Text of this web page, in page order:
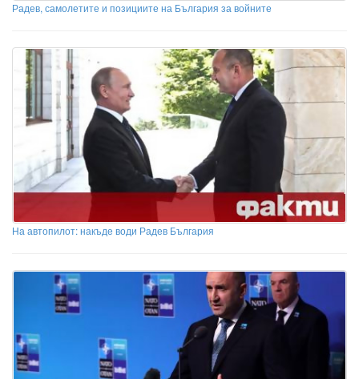
Радев, самолетите и позициите на България за войните
На автопилот: накъде води Радев България